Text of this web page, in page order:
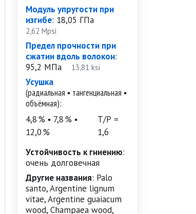
Модуль упругости при
изгибе: 18,05 ГПа
2,62 Mpsi
Предел прочности при
сжатии вдоль волокон:
95,2 МПа 13,81 ksi
Усушка
(радиальная ▪ тангенциальная ▪
объёмная):
4,8 % ▪ 7,8 % ▪
12,0 %
Т/Р =
1,6
Устойчивость к гниению:
очень долговечная
Другие названия: Palo
santo, Argentine lignum
vitae, Argentine guaiacum
wood, Champaea wood,